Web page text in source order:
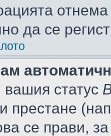
да се
статус
престане
се прави,